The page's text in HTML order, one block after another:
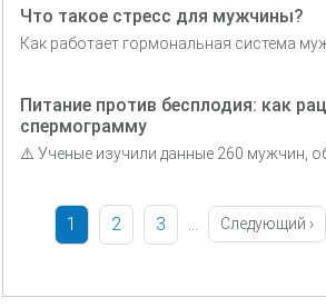
Что такое стресс для мужчины?
Как работает гормональная система
Питание против бесплодия: как
спермограмму
⚠️ Ученые изучили данные 260 мужчин,
Нумерация
страниц
Текущая
страница
1 Страница
2 Страница
3 …
Следующая
страница
Следующий ›